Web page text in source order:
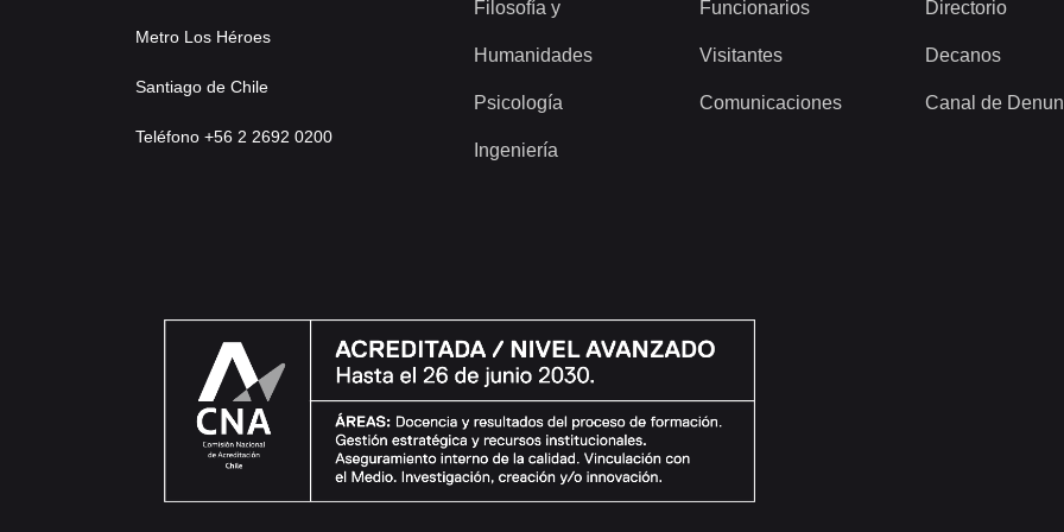
Metro Los Héroes
Santiago de Chile
Teléfono +56 2 2692 0200
Filosofía y
Humanidades
Psicología
Ingeniería
Funcionarios
Visitantes
Comunicaciones
Directorio
Decanos
Canal de